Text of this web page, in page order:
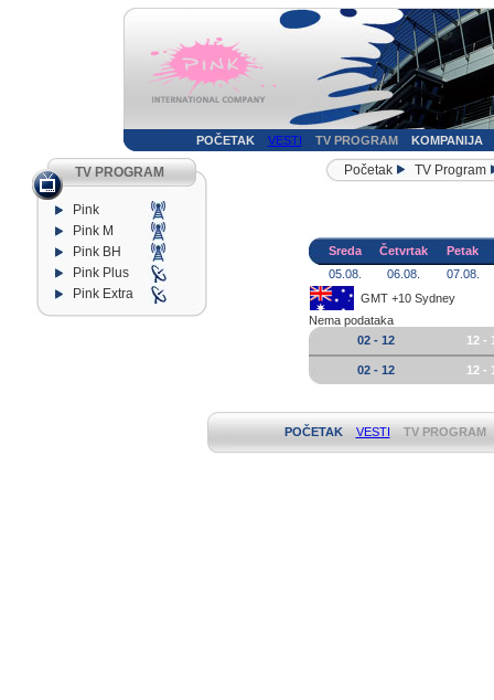
POČETAK VESTI TV PROGRAM KOMPANIJA
TV PROGRAM
Pink
Pink M
Pink BH
Pink Plus
Pink Extra
Početak TV Program
Sreda Četvrtak
Petak
05.08.
06.08.
07.08.
GMT +10 Sydney
Nema podataka
02 - 12
12 -
02 - 12 12 -
POČETAK VESTI TV PROGRAM